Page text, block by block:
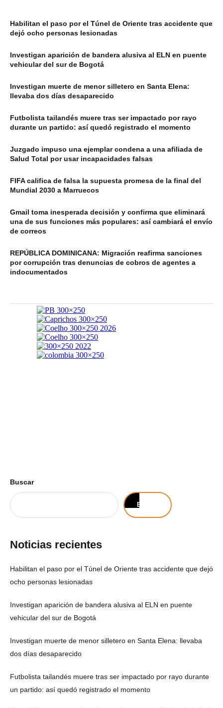
Habilitan el paso por el Túnel de Oriente tras accidente que
dejó ocho personas lesionadas
Investigan aparición de bandera alusiva al ELN en puente
vehicular del sur de Bogotá
Investigan muerte de menor silletero en Santa Elena:
llevaba dos días desaparecido
Futbolista tailandés muere tras ser impactado por rayo
durante un partido: así quedó registrado el momento
Juzgado impuso una ejemplar condena a una afiliada de
Salud Total por usar incapacidades falsas
FIFA califica de falsa la supuesta promesa de la final del
Mundial 2030 a Marruecos
Gmail toma inesperada decisión y confirma que eliminará
una de sus funciones más populares: así cambiará el envío
de correos
REPÚBLICA DOMINICANA: Migración reafirma sanciones
por corrupción tras denuncias de cobros de agentes a
indocumentados
Buscar
Buscar
Noticias recientes
Habilitan el paso por el Túnel de Oriente tras accidente que dejó
ocho personas lesionadas
Investigan aparición de bandera alusiva al ELN en puente
vehicular del sur de Bogotá
Investigan muerte de menor silletero en Santa Elena: llevaba
dos días desaparecido
Futbolista tailandés muere tras ser impactado por rayo durante
un partido: así quedó registrado el momento